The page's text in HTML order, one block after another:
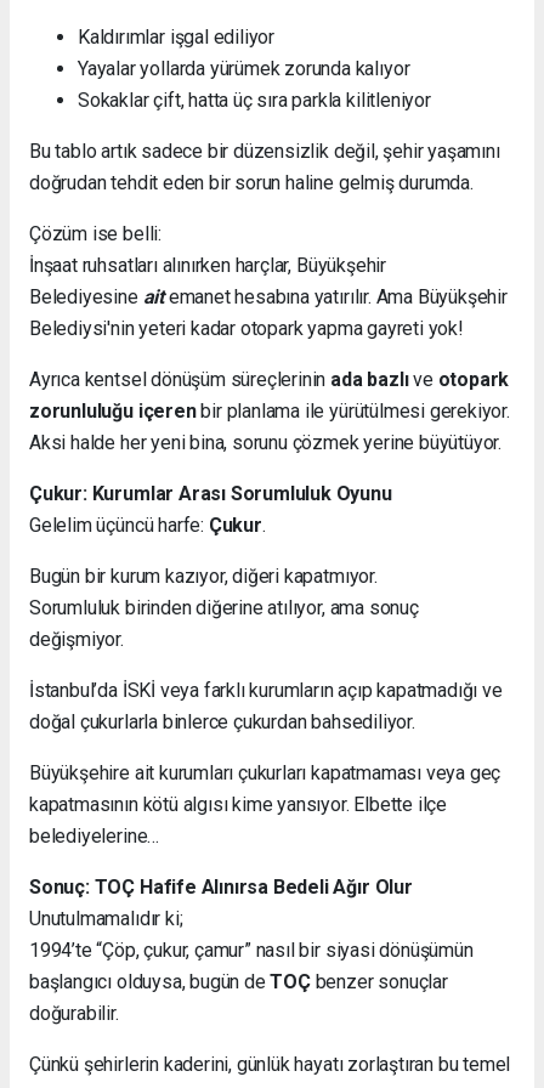
Kaldırımlar işgal ediliyor
Yayalar yollarda yürümek zorunda kalıyor
Sokaklar çift, hatta üç sıra parkla kilitleniyor
Bu tablo artık sadece bir düzensizlik değil, şehir yaşamını
doğrudan tehdit eden bir sorun haline gelmiş durumda.
Çözüm ise belli:
İnşaat ruhsatları alınırken harçlar, Büyükşehir
Belediyesine aitemanet hesabına yatırılır. Ama Büyükşehir
Belediysi'nin yeteri kadar otopark yapma gayreti yok!
Ayrıca kentsel dönüşüm süreçlerinin ada bazlıve otopark
zorunluluğu içerenbir planlama ile yürütülmesi gerekiyor.
Aksi halde her yeni bina, sorunu çözmek yerine büyütüyor.
Çukur: Kurumlar Arası Sorumluluk Oyunu
Gelelim üçüncü harfe: Çukur.
Bugün bir kurum kazıyor, diğeri kapatmıyor.
Sorumluluk birinden diğerine atılıyor, ama sonuç
değişmiyor.
İstanbul’da İSKİ veya farklı kurumların açıp kapatmadığı ve
doğal çukurlarla binlerce çukurdan bahsediliyor.
Büyükşehire ait kurumları çukurları kapatmaması veya geç
kapatmasının kötü algısı kime yansıyor. Elbette ilçe
belediyelerine…
Sonuç: TOÇ Hafife Alınırsa Bedeli Ağır Olur
Unutulmamalıdır ki;
1994’te “Çöp, çukur, çamur” nasıl bir siyasi dönüşümün
başlangıcı olduysa, bugün deTOÇbenzer sonuçlar
doğurabilir.
Çünkü şehirlerin kaderini, günlük hayatı zorlaştıran bu temel